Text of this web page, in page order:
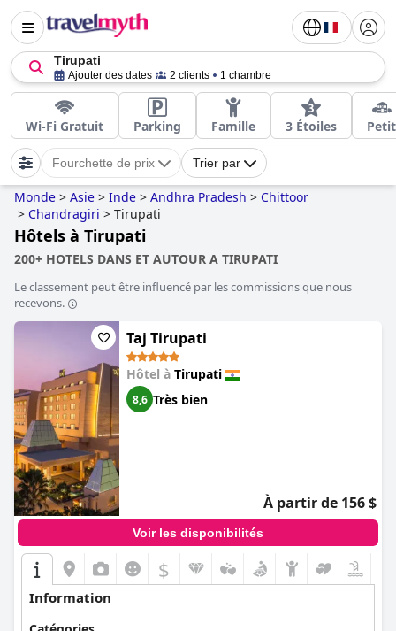
Tirupati
Ajouter des dates 2 clients 1 chambre
Wi-Fi Gratuit Parking Famille 3 Étoiles Petit
Fourchette de prix Trier par
Monde > Asie > Inde > Andhra Pradesh > Chittoor
> Chandragiri > Tirupati
Hôtels à Tirupati
200+ HOTELS DANS ET AUTOUR A TIRUPATI
Le classement peut être influencé par les commissions que nous
recevons.
Taj Tirupati
Hôtel à Tirupati
8,6 Très bien
À partir de 156 $
Voir les disponibilités
$
Information